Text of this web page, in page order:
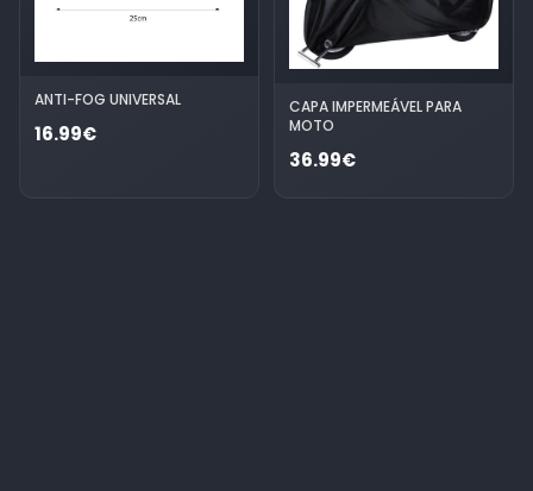
ANTI-FOG UNIVERSAL
16.99€
CAPA IMPERMEÁVEL PARA
MOTO
36.99€